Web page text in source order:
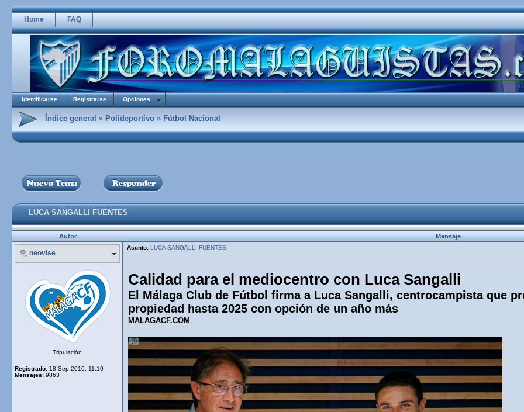
Home FAQ
Identificarse Registrarse Opciones
Índice general » Polideportivo » Fútbol Nacional
LUCA SANGALLI FUENTES
Autor Mensaje
neovise
Asunto: LUCA SANGALLI FUENTES
Tripulación
Registrado: 18 Sep 2010, 11:10
Mensajes: 9863
Calidad para el mediocentro con Luca Sangalli
El Málaga Club de Fútbol firma a Luca Sangalli, centrocampista que
propiedad hasta 2025 con opción de un año más
MALAGACF.COM